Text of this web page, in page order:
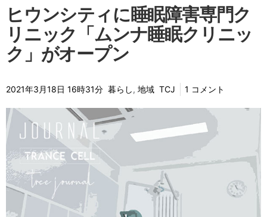
ヒウンシティに睡眠障害専門ク
リニック「ムンナ睡眠クリニッ
ク」がオープン
2021年3月18日 16時31分 暮らし, 地域 TCJ 1 コメント